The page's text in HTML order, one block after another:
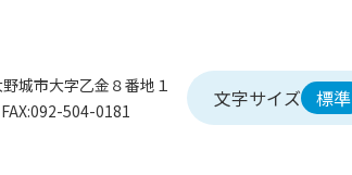
城市大字乙金８番地１
504-0181
文字サイズ 標準